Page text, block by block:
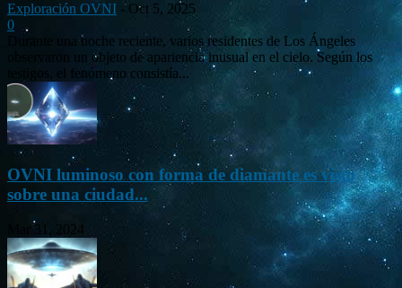
Exploración OVNI - Oct 5, 2025
0
Durante una noche reciente, varios residentes de Los Ángeles
observaron un objeto de apariencia inusual en el cielo. Según los
testigos, el fenómeno consistía...
OVNI luminoso con forma de diamante es visto
sobre una ciudad...
Mar 31, 2024